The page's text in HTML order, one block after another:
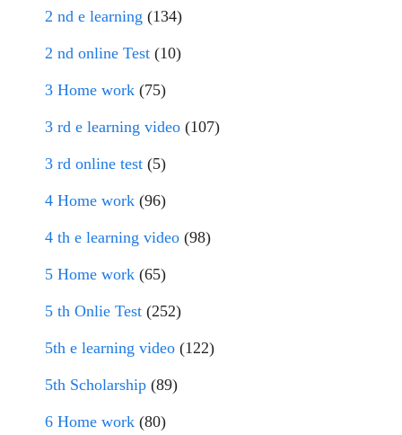
2 nd e learning (134)
2 nd online Test (10)
3 Home work (75)
3 rd e learning video (107)
3 rd online test (5)
4 Home work (96)
4 th e learning video (98)
5 Home work (65)
5 th Onlie Test (252)
5th e learning video (122)
5th Scholarship (89)
6 Home work (80)